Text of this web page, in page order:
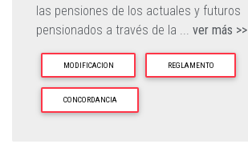
las pensiones de los actuales y futuros
pensionados a través de la ... ver más >>
MODIFICACION REGLAMENTO
CONCORDANCIA